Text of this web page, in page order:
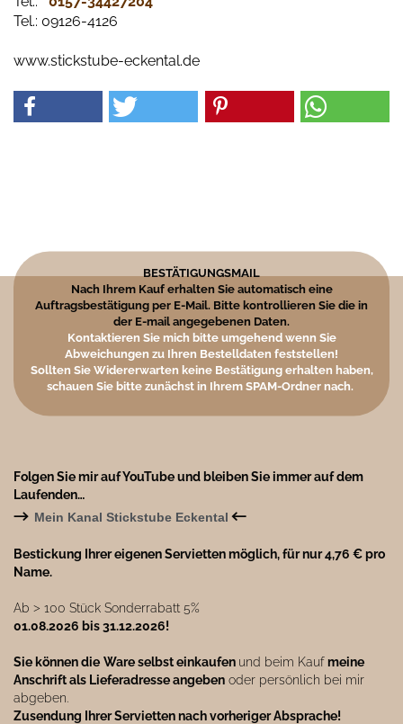
Tel.: 09126-4126
www.stickstube-eckental.de
BESTÄTIGUNGSMAIL
Nach Ihrem Kauf erhalten Sie automatisch eine
Auftragsbestätigung per E-Mail. Bitte kontrollieren Sie die in
der E-mail angegebenen Daten.
Kontaktieren Sie mich bitte umgehend wenn Sie
Abweichungen zu Ihren Bestelldaten feststellen!
Sollten Sie Widererwarten keine Bestätigung erhalten haben,
schauen Sie bitte zunächst in Ihrem SPAM-Ordner nach.
Folgen Sie mir auf YouTube und bleiben Sie immer auf dem
Laufenden…
→ Mein Kanal Stickstube Eckental ←
Bestickung Ihrer eigenen Servietten möglich, für nur 4,76 € pro
Name.
Ab ˃ 100 Stück Sonderrabatt 5%
01.08.2026 bis 31.12.2026!
Sie können die Ware selbst einkaufen und beim Kaufmeine
Anschrift als Lieferadresse angeben oder persönlich bei mir
abgeben.
Zusendung Ihrer Servietten nach vorheriger Absprache!